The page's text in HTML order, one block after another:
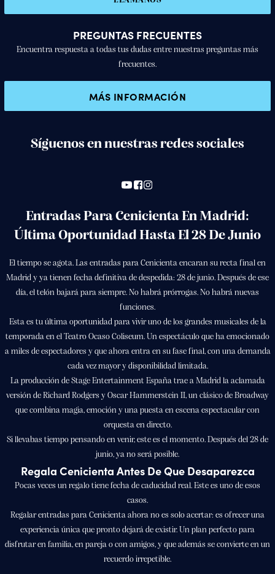
PREGUNTAS FRECUENTES
Encuentra respuesta a todas tus dudas entre nuestras preguntas más
frecuentes.
MÁS INFORMACIÓN
Síguenos en nuestras redes sociales
Entradas Para Cenicienta En Madrid:
Última Oportunidad Hasta El 28 De Junio
El tiempo se agota. Las entradas para Cenicienta encaran su recta final en
Madrid y ya tienen fecha definitiva de despedida: 28 de junio. Después de ese
día, el telón bajará para siempre. No habrá prórrogas. No habrá nuevas
funciones.
Esta es tu última oportunidad para vivir uno de los grandes musicales de la
temporada en el Teatro Ocaso Coliseum. Un espectáculo que ha emocionado
a miles de espectadores y que ahora entra en su fase final, con una demanda
cada vez mayor y disponibilidad limitada.
La producción de Stage Entertainment España trae a Madrid la aclamada
versión de Richard Rodgers y Oscar Hammerstein II, un clásico de Broadway
que combina magia, emoción y una puesta en escena espectacular con
orquesta en directo.
Si llevabas tiempo pensando en venir, este es el momento. Después del 28 de
junio, ya no será posible.
Regala Cenicienta Antes De Que Desaparezca
Pocas veces un regalo tiene fecha de caducidad real. Este es uno de esos
casos.
Regalar entradas para Cenicienta ahora no es solo acertar: es ofrecer una
experiencia única que pronto dejará de existir. Un plan perfecto para
disfrutar en familia, en pareja o con amigos, y que además se convierte en un
recuerdo irrepetible.